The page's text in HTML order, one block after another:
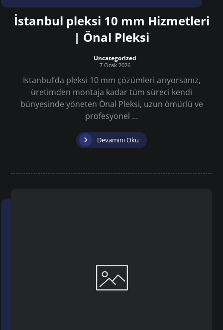
İstanbul pleksi 10 mm Hizmetleri
| Önal Pleksi
Uncategorized
7 Ocak 2026
İstanbul’da pleksi 10 mm çözümleri arıyorsanız,
üretimden montaja kadar tüm süreci kendi
bünyesinde yöneten Önal Pleksi, uzun ömürlü ve
profesyonel ...
Devamını Oku